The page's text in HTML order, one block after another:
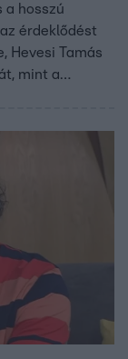
a hosszú
érdeklődést
Hevesi Tamás
mint a
egy